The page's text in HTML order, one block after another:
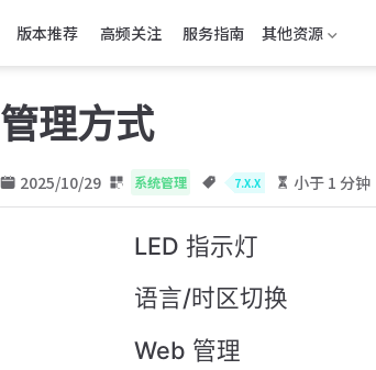
版本推荐 高频关注 服务指南 其他资源
管理方式
2025/10/29 系统管理 7.X.X 小于 1 分钟
LED 指示灯
语言/时区切换
Web 管理